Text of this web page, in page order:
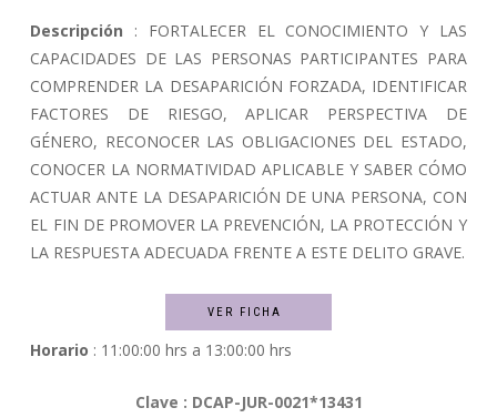
Descripción : FORTALECER EL CONOCIMIENTO Y LAS
CAPACIDADES DE LAS PERSONAS PARTICIPANTES PARA
COMPRENDER LA DESAPARICIÓN FORZADA, IDENTIFICAR
FACTORES DE RIESGO, APLICAR PERSPECTIVA DE
GÉNERO, RECONOCER LAS OBLIGACIONES DEL ESTADO,
CONOCER LA NORMATIVIDAD APLICABLE Y SABER CÓMO
ACTUAR ANTE LA DESAPARICIÓN DE UNA PERSONA, CON
EL FIN DE PROMOVER LA PREVENCIÓN, LA PROTECCIÓN Y
LA RESPUESTA ADECUADA FRENTE A ESTE DELITO GRAVE.
VER FICHA
Horario : 11:00:00 hrs a 13:00:00 hrs
Clave : DCAP-JUR-0021*13431